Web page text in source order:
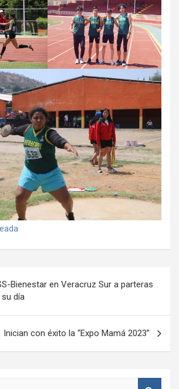
Bienestar en Veracruz Sur a parteras
día
Inician con éxito la “Expo Mamá 2023”